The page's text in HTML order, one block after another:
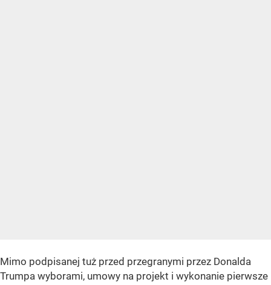
Mimo podpisanej tuż przed przegranymi przez Donalda
Trumpa wyborami, umowy na projekt i wykonanie pierwsze